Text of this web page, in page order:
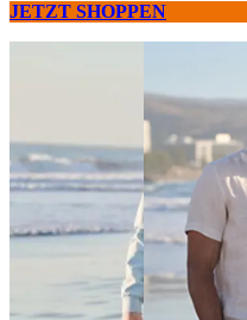
JETZT SHOPPEN